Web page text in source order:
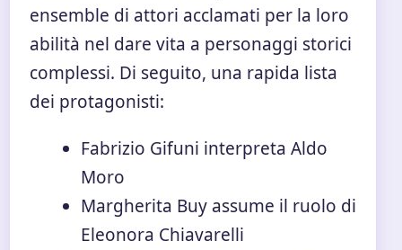
ensemble di attori acclamati per la loro
abilità nel dare vita a personaggi storici
complessi. Di seguito, una rapida lista
dei protagonisti:
Fabrizio Gifuni interpreta Aldo
Moro
Margherita Buy assume il ruolo di
Eleonora Chiavarelli